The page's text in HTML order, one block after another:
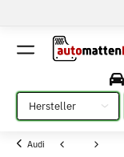
Bitte auswählen
Audi